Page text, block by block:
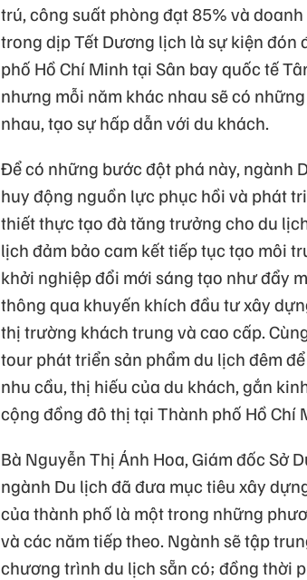
trú, công suất phòng đạt 85% và
trong dịp Tết Dương lịch là sự kiện
phố Hồ Chí Minh tại Sân bay quốc tế
nhưng mỗi năm khác nhau sẽ có
nhau, tạo sự hấp dẫn với du khách.
Để có những bước đột phá này, ngành
huy động nguồn lực phục hồi và phát
thiết thực tạo đà tăng trưởng cho du
lịch đảm bảo cam kết tiếp tục tạo môi
khởi nghiệp đổi mới sáng tạo như đẩy
thông qua khuyến khích đầu tư xây
thị trường khách trung và cao cấp.
tour phát triển sản phẩm du lịch đêm
nhu cầu, thị hiếu của du khách, gắn
cộng đồng đô thị tại Thành phố Hồ Chí
Bà Nguyễn Thị Ánh Hoa, Giám đốc Sở
ngành Du lịch đã đưa mục tiêu xây
của thành phố là một trong những
và các năm tiếp theo. Ngành sẽ tập
chương trình du lịch sẵn có; đồng thời